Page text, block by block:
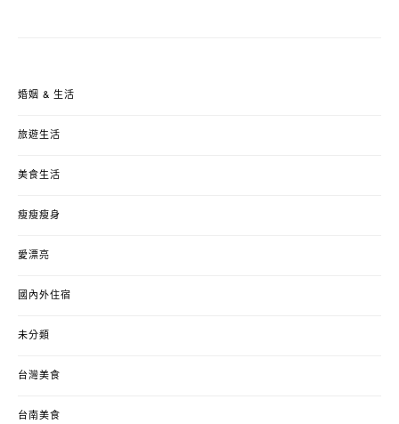
婚姻 & 生活
旅遊生活
美食生活
瘦瘦瘦身
愛漂亮
國內外住宿
未分類
台灣美食
台南美食